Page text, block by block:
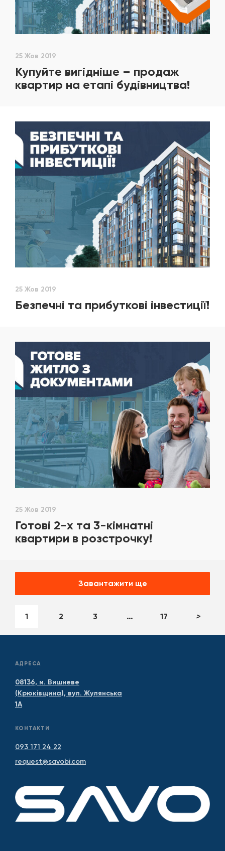
25 Жов 2019
Купуйте вигідніше – продаж
квартир на етапі будівництва!
25 Жов 2019
Безпечні та прибуткові інвестиції!
25 Жов 2019
Готові 2-х та 3-кімнатні
квартири в розстрочку!
Завантажити ще
1 2 3 … 17 >
АДРЕСА
08136, м. Вишневе
(Крюківщина), вул. Жулянська
1А
КОНТАКТИ
093 171 24 22
request@savobi.com